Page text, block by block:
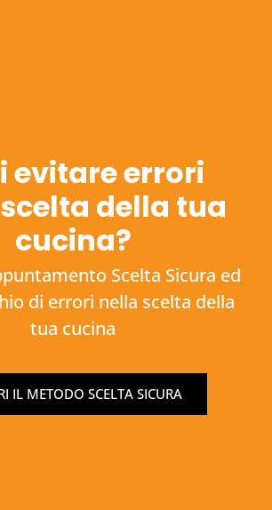
evitare errori
della tua
cucina?
Scelta Sicura ed
di errori nella scelta della
tua cucina
IL METODO SCELTA SICURA